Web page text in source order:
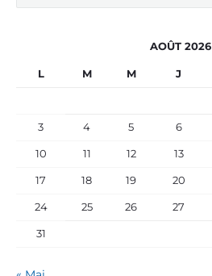
a
AOÛT 2026
L M M J
3 4 5 6
10 11 12 13
17 18 19 20
24 25 26 27
31